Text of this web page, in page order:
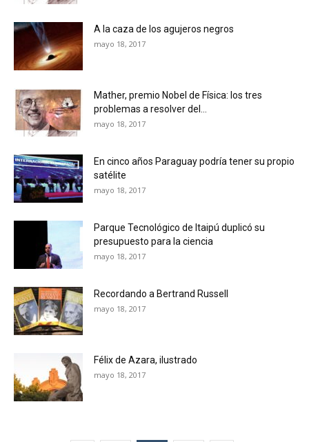
A la caza de los agujeros negros
mayo 18, 2017
Mather, premio Nobel de Física: los tres
problemas a resolver del...
mayo 18, 2017
En cinco años Paraguay podría tener su propio
satélite
mayo 18, 2017
Parque Tecnológico de Itaipú duplicó su
presupuesto para la ciencia
mayo 18, 2017
Recordando a Bertrand Russell
mayo 18, 2017
Félix de Azara, ilustrado
mayo 18, 2017